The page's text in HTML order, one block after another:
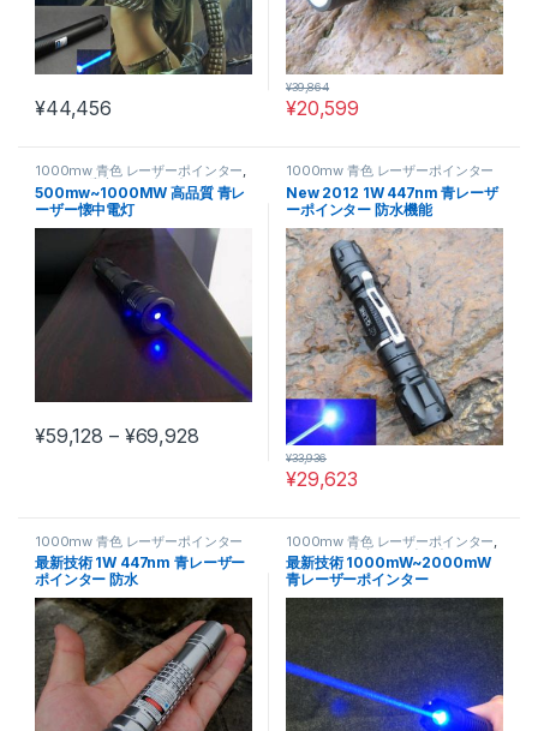
¥44,456 ¥20,599
¥39,864
1000mw 青色 レーザーポインター,
500mw 青色 レーザーポインター
500mw~1000MW 高品質 青レ
ーザー懐中電灯
¥59,128 – ¥69,928価格帯: ¥59,128 – ¥69,928
この商品には複数のバリエーションがあります。 オプションは商
1000mw 青色 レーザーポインター
New 2012 1W 447nm 青レーザ
ーポインター 防水機能
¥29,623
¥33,936
1000mw 青色 レーザーポインター
最新技術 1W 447nm 青レーザー
ポインター 防水
1000mw 青色 レーザーポインター
2000mw 青色 レーザーポインター
最新技術 1000mW~2000mW
青レーザーポインター